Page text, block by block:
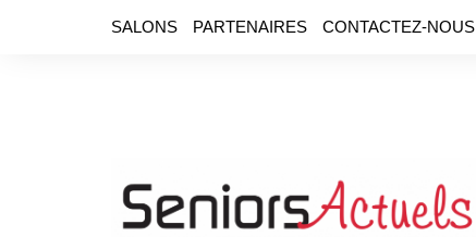
SALONS PARTENAIRES CONTACTEZ-NOUS